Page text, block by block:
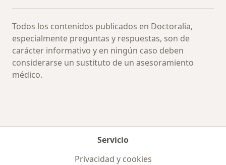
Todos los contenidos publicados en Doctoralia,
especialmente preguntas y respuestas, son de
carácter informativo y en ningún caso deben
considerarse un sustituto de un asesoramiento
médico.
Servicio
Privacidad y cookies